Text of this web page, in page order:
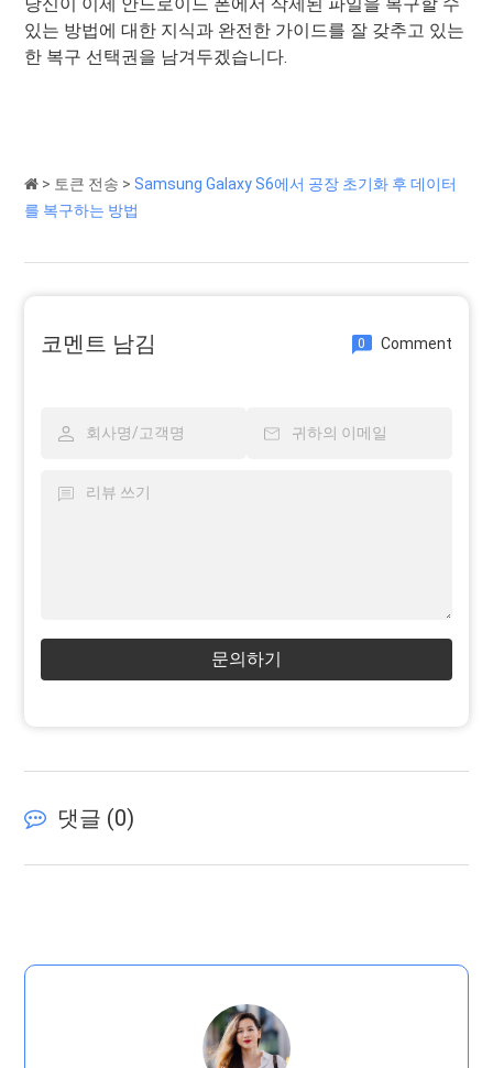
있는 방법에 대한 지식과 완전한 가이드를 잘 갖추고 있는
한 복구 선택권을 남겨두겠습니다.
> 토큰 전송 >Samsung Galaxy S6에서 공장 초기화 후 데이터
를 복구하는 방법
코멘트 남김 0 Comment
문의하기
댓글 (0)